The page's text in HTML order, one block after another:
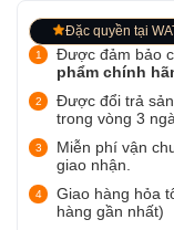
Đặc quyền tại
Được đảm bảo
phẩm chính
Được đổi trả
trong vòng 3
Miễn phí vận
giao nhận.
Giao hàng hỏa
hàng gần nhất)